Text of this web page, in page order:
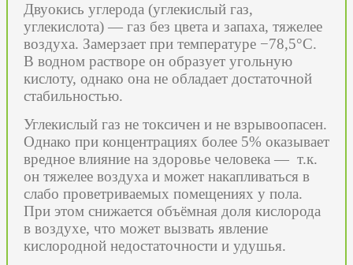
Двуокись углерода (углекислый газ,
углекислота) — газ без цвета и запаха, тяжелее
воздуха. Замерзает при температуре −78,5°C.
В водном растворе он образует угольную
кислоту, однако она не обладает достаточной
стабильностью.
Углекислый газ не токсичен и не взрывоопасен.
Однако при концентрациях более 5% оказывает
вредное влияние на здоровье человека — т.к.
он тяжелее воздуха и может накапливаться в
слабо проветриваемых помещениях у пола.
При этом снижается объёмная доля кислорода
в воздухе, что может вызвать явление
кислородной недостаточности и удушья.